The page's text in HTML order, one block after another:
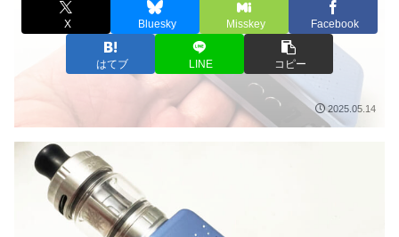
X Bluesky Misskey Facebook
はてブ LINE コピー
2025.05.14